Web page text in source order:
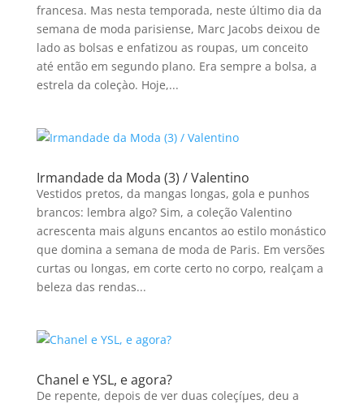
francesa. Mas nesta temporada, neste último dia da
semana de moda parisiense, Marc Jacobs deixou de
lado as bolsas e enfatizou as roupas, um conceito
até então em segundo plano. Era sempre a bolsa, a
estrela da coleçào. Hoje,...
Irmandade da Moda (3) / Valentino
Vestidos pretos, da mangas longas, gola e punhos
brancos: lembra algo? Sim, a coleção Valentino
acrescenta mais alguns encantos ao estilo monástico
que domina a semana de moda de Paris. Em versões
curtas ou longas, em corte certo no corpo, realçam a
beleza das rendas...
Chanel e YSL, e agora?
De repente, depois de ver duas coleçíµes, deu a